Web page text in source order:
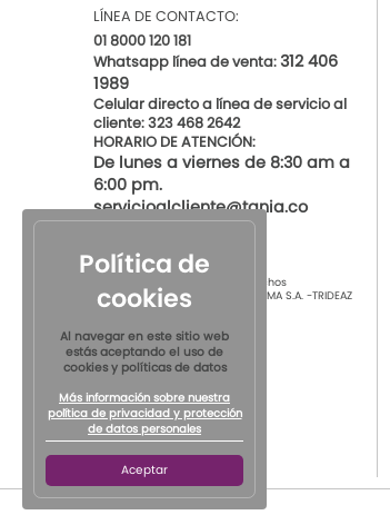
LÍNEA DE CONTACTO:
01 8000 120 181
Whatsapp línea de venta:312 406
1989
Celular directo a línea de servicio al
cliente: 323 468 2642
HORARIO DE ATENCIÓN:
De lunes a viernes de 8:30 am a
6:00 pm.
servicioalcliente@tania.co
© 2021 por Tania Todos los derechos
ReservadosTIENDAS DE ROPA INTIMA S.A. -TRIDEAZ
S.A. Nit 890.901.218-4
Política de
cookies
Al navegar en este sitio web
estás aceptando el uso de
cookies y políticas de datos
Más información sobre nuestra
política de privacidad y protección
de datos personales
Aceptar